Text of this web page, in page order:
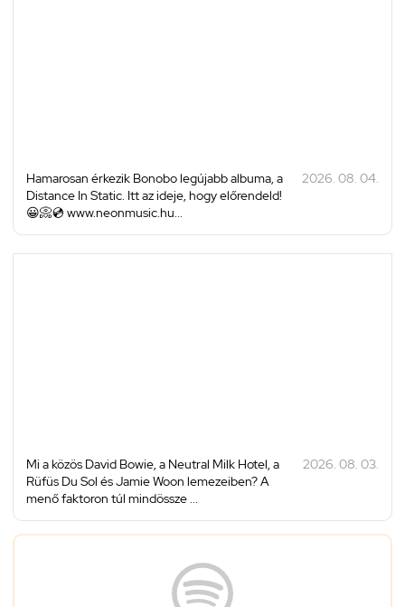
Hamarosan érkezik Bonobo legújabb albuma, a
Distance In Static. Itt az ideje, hogy előrendeld!
😀📀💿 www.neonmusic.hu...
2026. 08. 04.
Mi a közös David Bowie, a Neutral Milk Hotel, a
Rüfüs Du Sol és Jamie Woon lemezeiben? A
menő faktoron túl mindössze ...
2026. 08. 03.